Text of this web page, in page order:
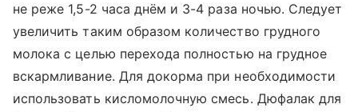
не реже 1,5-2 часа днём и 3-4 раза ночью. Следует
увеличить таким образом количество грудного
молока с целью перехода полностью на грудное
вскармливание. Для докорма при необходимости
использовать кисломолочную смесь. Дюфалак для